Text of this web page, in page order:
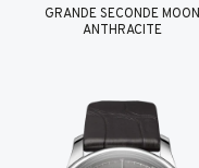
GRANDE SECONDE MOON
ANTHRACITE